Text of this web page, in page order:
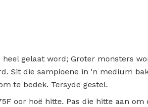
gelaat word; Groter monsters
Sit die sampioene in 'n medium
te bedek. Tersyde gestel.
oor hoë hitte. Pas die hitte aan om